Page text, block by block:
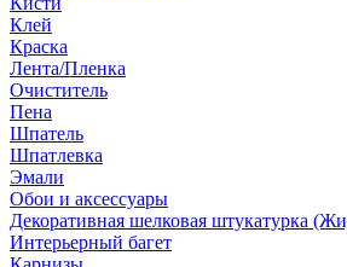
Клей
Краска
Лента/Пленка
Очиститель
Пена
Шпатель
Шпатлевка
Эмали
Обои и аксессуары
Декоративная шелковая штукатурка
Интерьерный багет